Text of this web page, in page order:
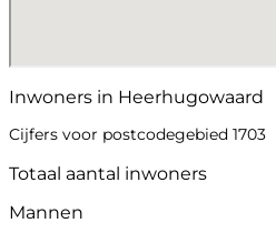
Inwoners in Heerhugowaard
Cijfers voor postcodegebied 1703
Totaal aantal inwoners
Mannen